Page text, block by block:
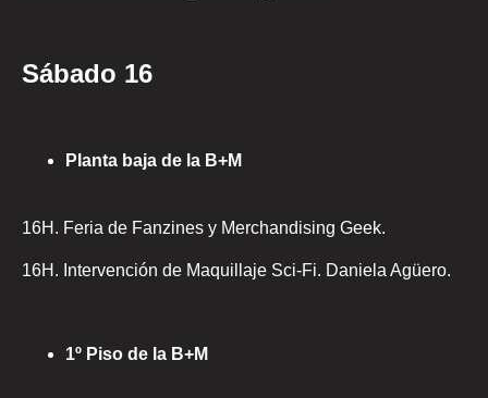
Sábado 16
Planta baja de la B+M
16H. Feria de Fanzines y Merchandising Geek.
16H. Intervención de Maquillaje Sci-Fi. Daniela Agüero.
1º Piso de la B+M